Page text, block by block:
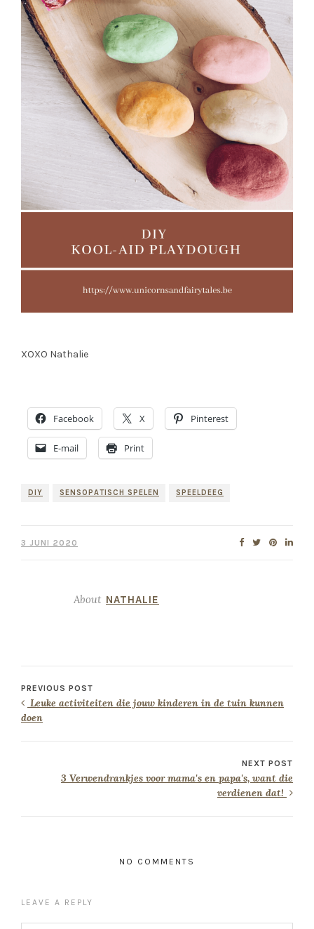
XOXO Nathalie
Facebook X Pinterest
E-mail Print
DIY SENSOPATISCH SPELEN SPEELDEEG
3 JUNI 2020
About NATHALIE
PREVIOUS POST
Leuke activiteiten die jouw kinderen in de tuin kunnen
doen
NEXT POST
3 Verwendrankjes voor mama's en papa's, want die
verdienen dat!
NO COMMENTS
LEAVE A REPLY